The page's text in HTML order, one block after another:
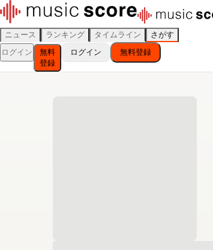
ニュース ランキング タイムライン
さがす
ログイン
無料
登録
ログイン 無料登録